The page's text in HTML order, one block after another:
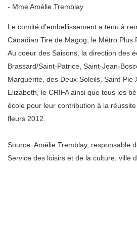
- Mme Amélie Tremblay
Le comité d'embellissement a tenu à
Canadian Tire de Magog, le Métro Plus
Au coeur des Saisons, la direction des
Brassard/Saint-Patrice, Saint-Jean-
Marguerite, des Deux-Soleils, Saint-Pie
Elizabeth, le CRIFA ainsi que tous les
école pour leur contribution à la
fleurs 2012.
Source: Amélie Tremblay, responsable
Service des loisirs et de la culture, ville